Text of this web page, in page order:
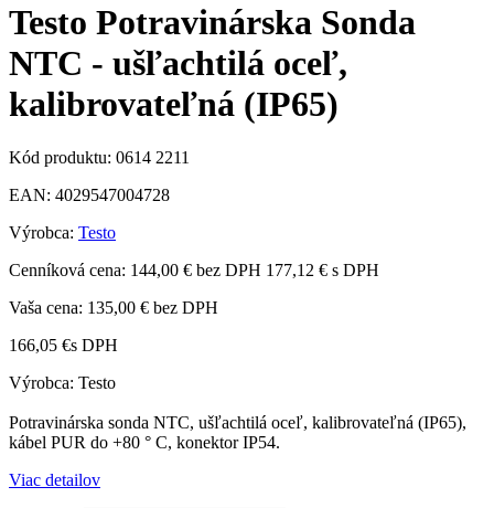
Testo Potravinárska Sonda
NTC - ušľachtilá oceľ,
kalibrovateľná (IP65)
Kód produktu: 0614 2211
EAN: 4029547004728
Výrobca: Testo
Cenníková cena: 144,00 € bez DPH 177,12 € s DPH
Vaša cena: 135,00 € bez DPH
166,05 €s DPH
Výrobca: Testo
Potravinárska sonda NTC, ušľachtilá oceľ, kalibrovateľná (IP65),
kábel PUR do +80 ° C, konektor IP54.
Viac detailov